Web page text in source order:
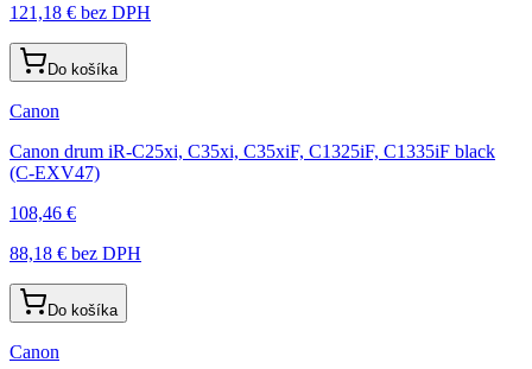
121,18 € bez DPH
Do košíka
Canon
Canon drum iR-C25xi, C35xi, C35xiF, C1325iF, C1335iF black
(C-EXV47)
108,46 €
88,18 € bez DPH
Do košíka
Canon